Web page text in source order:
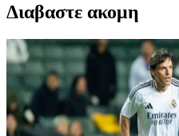
Διαβαστε ακομη